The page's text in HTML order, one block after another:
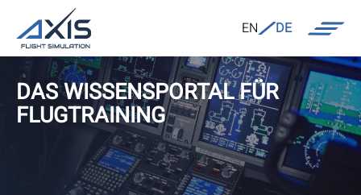
EN DE
DAS WISSENSPORTAL FÜR
FLUGTRAINING